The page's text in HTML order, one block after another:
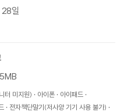
일
터 미지원) 아이폰
아이패드
전자책단말기(저사양 기기 사용 불가)